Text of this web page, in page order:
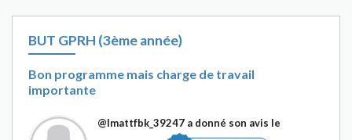
BUT GPRH (3ème année)
Bon programme mais charge de travail
importante
@Imattfbk_39247 a donné son avis le